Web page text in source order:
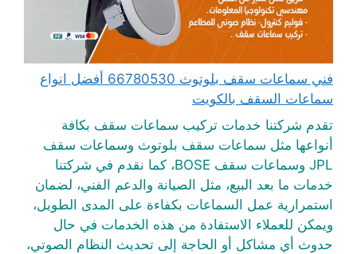
فني سماعات سقف بلوتوث 66780530 أفضل انواع
سماعات السقف بالكويت
تقدم شركتنا خدمات تركيب سماعات سقف بكافة
أنواعها مثل سماعات سقف بلوتوث وسماعات سقف
JPL وسماعات سقف BOSE، كما نقدم في شركتنا
خدمات ما بعد البيع، مثل الصيانة والدعم الفني، لضمان
استمرارية عمل السماعات بكفاءة على المدى الطويل،
ويمكن للعملاء الاستفادة من هذه الخدمات في حال
حدوث أي مشاكل أو الحاجة إلى تحديث النظام الصوتي،